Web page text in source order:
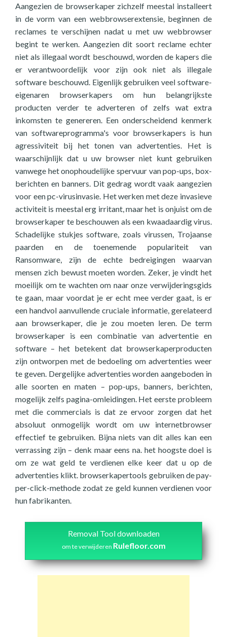
Aangezien de browserkaper zichzelf meestal installeert
in de vorm van een webbrowserextensie, beginnen de
reclames te verschijnen nadat u met uw webbrowser
begint te werken. Aangezien dit soort reclame echter
niet als illegaal wordt beschouwd, worden de kapers die
er verantwoordelijk voor zijn ook niet als illegale
software beschouwd. Eigenlijk gebruiken veel software-
eigenaren browserkapers om hun belangrijkste
producten verder te adverteren of zelfs wat extra
inkomsten te genereren. Een onderscheidend kenmerk
van softwareprogramma's voor browserkapers is hun
agressiviteit bij het tonen van advertenties. Het is
waarschijnlijk dat u uw browser niet kunt gebruiken
vanwege het onophoudelijke spervuur van pop-ups, box-
berichten en banners. Dit gedrag wordt vaak aangezien
voor een pc-virusinvasie. Het werken met deze invasieve
activiteit is meestal erg irritant, maar het is onjuist om de
browserkaper te beschouwen als een kwaadaardig virus.
Schadelijke stukjes software, zoals virussen, Trojaanse
paarden en de toenemende populariteit van
Ransomware, zijn de echte bedreigingen waarvan
mensen zich bewust moeten worden. Zeker, je vindt het
moeilijk om te wachten om naar onze verwijderingsgids
te gaan, maar voordat je er echt mee verder gaat, is er
een handvol aanvullende cruciale informatie, gerelateerd
aan browserkaper, die je zou moeten leren. De term
browserkaper is een combinatie van advertentie en
software – het betekent dat browserkaperproducten
zijn ontworpen met de bedoeling om advertenties weer
te geven. Dergelijke advertenties worden aangeboden in
alle soorten en maten – pop-ups, banners, berichten,
mogelijk zelfs pagina-omleidingen. Het eerste probleem
met die commercials is dat ze ervoor zorgen dat het
absoluut onmogelijk wordt om uw internetbrowser
effectief te gebruiken. Bijna niets van dit alles kan een
verrassing zijn – denk maar eens na. het hoogste doel is
om ze wat geld te verdienen elke keer dat u op de
advertenties klikt. browserkapertools gebruiken de pay-
per-click-methode zodat ze geld kunnen verdienen voor
hun fabrikanten.
Removal Tool downloaden
om te verwijderen Rulefloor.com